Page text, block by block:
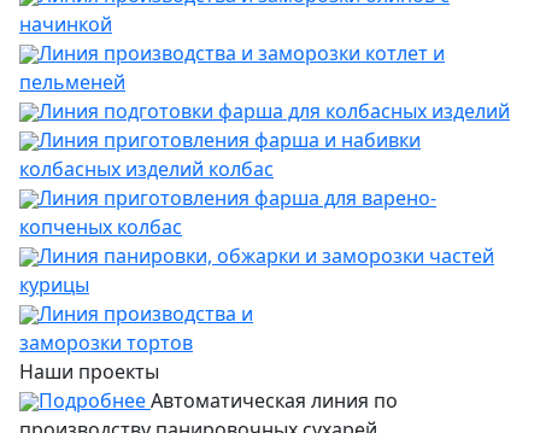
начинкой
Линия производства и заморозки котлет и
пельменей
Линия подготовки фарша для колбасных изделий
Линия приготовления фарша и набивки
колбасных изделий колбас
Линия приготовления фарша для варено-
копченых колбас
Линия панировки, обжарки и заморозки частей
курицы
Линия производства и
заморозки тортов
Наши проекты
ПодробнееАвтоматическая линия по